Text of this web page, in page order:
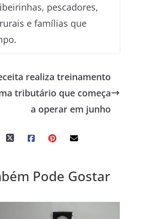
pescadores,
e famílias que
realiza treinamento
tributário que começa
a operar em junho
Pode Gostar